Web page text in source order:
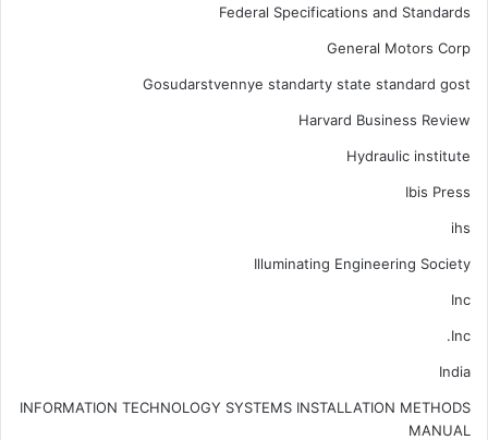
Federal Specifications and Standards
General Motors Corp
Gosudarstvennye standarty state standard gost
Harvard Business Review
Hydraulic institute
Ibis Press
ihs
Illuminating Engineering Society
Inc
Inc.
India
INFORMATION TECHNOLOGY SYSTEMS INSTALLATION METHODS
MANUAL